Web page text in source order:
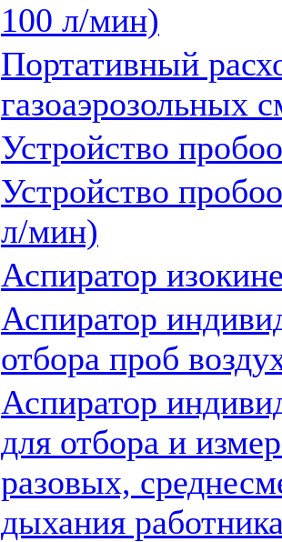
100 л/мин)
Портативный
газоаэрозольных
Устройство
Устройство
л/мин)
Аспиратор
Аспиратор
отбора проб
Аспиратор
для отбора и
разовых,
дыхания